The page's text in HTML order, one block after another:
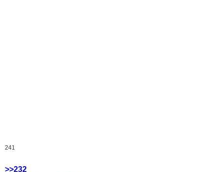
241
>>232